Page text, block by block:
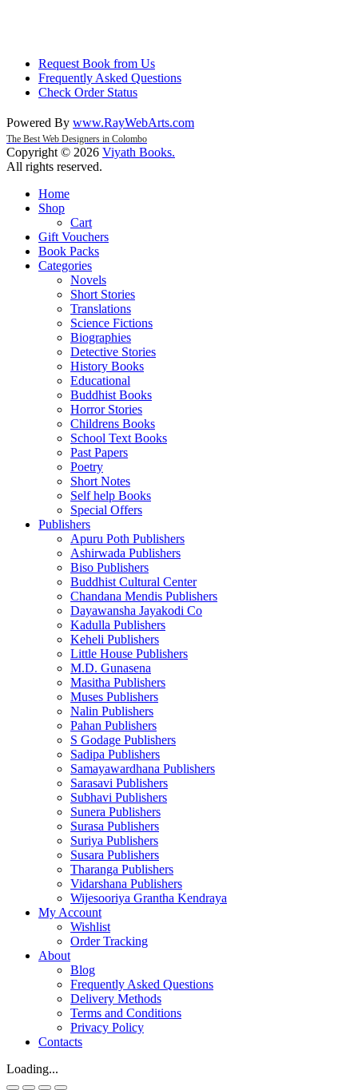
Request Book from Us
Frequently Asked Questions
Check Order Status
Powered By www.RayWebArts.com
The Best Web Designers in Colombo
Copyright © 2026 Viyath Books.
All rights reserved.
Home
Shop
Cart
Gift Vouchers
Book Packs
Categories
Novels
Short Stories
Translations
Science Fictions
Biographies
Detective Stories
History Books
Educational
Buddhist Books
Horror Stories
Childrens Books
School Text Books
Past Papers
Poetry
Short Notes
Self help Books
Special Offers
Publishers
Apuru Poth Publishers
Ashirwada Publishers
Biso Publishers
Buddhist Cultural Center
Chandana Mendis Publishers
Dayawansha Jayakodi Co
Kadulla Publishers
Keheli Publishers
Little House Publishers
M.D. Gunasena
Masitha Publishers
Muses Publishers
Nalin Publishers
Pahan Publishers
S Godage Publishers
Sadipa Publishers
Samayawardhana Publishers
Sarasavi Publishers
Subhavi Publishers
Sunera Publishers
Surasa Publishers
Suriya Publishers
Susara Publishers
Tharanga Publishers
Vidarshana Publishers
Wijesooriya Grantha Kendraya
My Account
Wishlist
Order Tracking
About
Blog
Frequently Asked Questions
Delivery Methods
Terms and Conditions
Privacy Policy
Contacts
Loading...